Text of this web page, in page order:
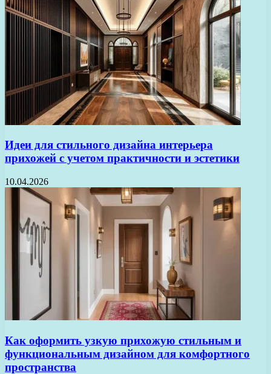
Идеи для стильного дизайна интерьера
прихожей с учетом практичности и эстетики
10.04.2026
Как оформить узкую прихожую стильным и
функциональным дизайном для комфортного
пространства